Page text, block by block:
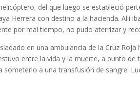
del que luego se estableció
Herrera con destino a la hacienda. Allí
por mal tiem­po, no pudo aterrizar y
en una ambulancia de la Cruz
entre la vida y la muerte, a punto
someterlo a una transfusión de sangre.